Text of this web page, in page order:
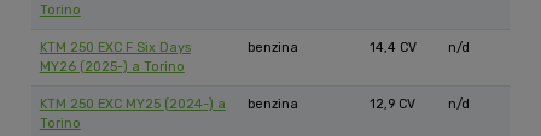
Torino
KTM 250 EXC F Six Days
MY26 (2025-) a Torino
benzina 14,4 CV n/d
KTM 250 EXC MY25 (2024-) a
Torino
benzina 12,9 CV n/d